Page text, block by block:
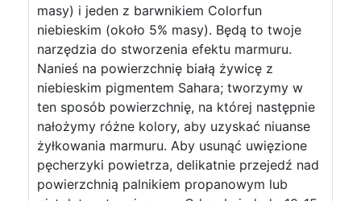
masy) i jeden z barwnikiem Colorfun
niebieskim (około 5% masy). Będą to twoje
narzędzia do stworzenia efektu marmuru.
Nanieś na powierzchnię białą żywicę z
niebieskim pigmentem Sahara; tworzymy w
ten sposób powierzchnię, na której następnie
nałożymy różne kolory, aby uzyskać niuanse
żyłkowania marmuru. Aby usunąć uwięzione
pęcherzyki powietrza, delikatnie przejedź nad
powierzchnią palnikiem propanowym lub